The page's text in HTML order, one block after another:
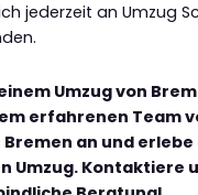
jederzeit an Umzug
Umzug von
erfahrenen Team
Bremen an und erlebe
Umzug. Kontaktiere